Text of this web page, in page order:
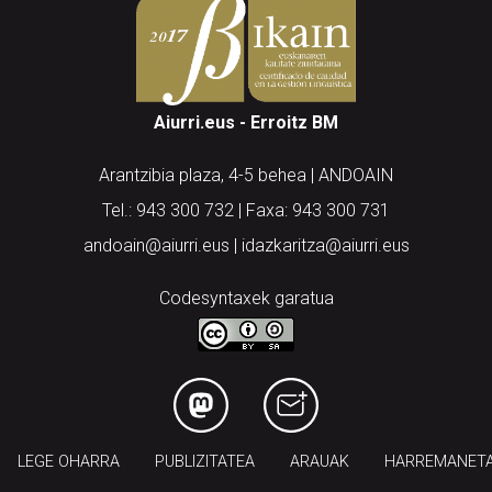
Aiurri.eus - Erroitz BM
Arantzibia plaza, 4-5 behea | ANDOAIN
Tel.: 943 300 732 | Faxa: 943 300 731
andoain@aiurri.eus | idazkaritza@aiurri.eus
Codesyntaxek garatua
LEGE OHARRA PUBLIZITATEA ARAUAK